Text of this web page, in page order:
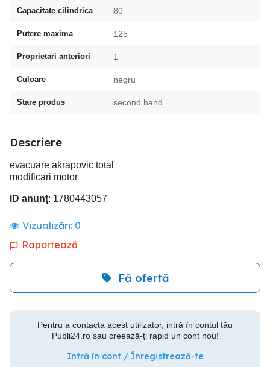
Capacitate cilindrica 80
Putere maxima 125
Proprietari anteriori 1
Culoare negru
Stare produs second hand
Descriere
evacuare akrapovic total
modificari motor
ID anunț: 1780443057
Vizualizări: 0
Raportează
Fă ofertă
Pentru a contacta acest utilizator, intră în contul tău
Publi24.ro sau creează-ți rapid un cont nou!
Intră în cont / Înregistrează-te